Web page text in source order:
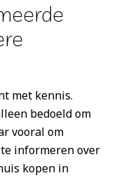
met kennis.
bedoeld om
vooral om
informeren over
kopen in